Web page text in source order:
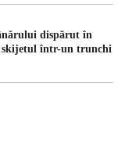
dispărut în
skijetul într-un trunchi